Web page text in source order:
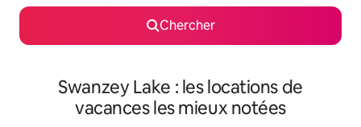
Chercher
Swanzey Lake : les locations de
vacances les mieux notées